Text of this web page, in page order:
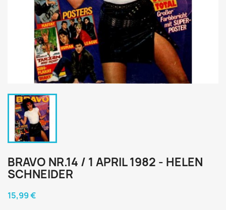
BRAVO NR.14 / 1 APRIL 1982 - HELEN
SCHNEIDER
15,99 €